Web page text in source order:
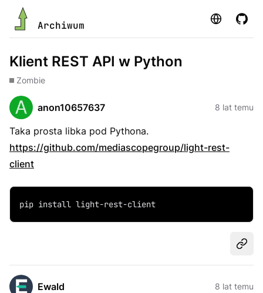
Archiwum Strona
Klient REST API w Python
Zombie
anon10657637 8 lat temu
Taka prosta libka pod Pythona.
https://github.com/mediascopegroup/light-rest-
client
pip install light-rest-client
Ewald 8 lat temu